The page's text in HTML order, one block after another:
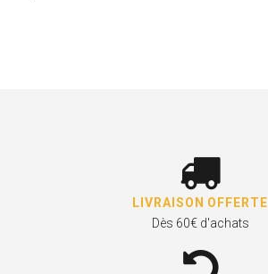
LIVRAISON OFFERTE
Dès 60€ d'achats